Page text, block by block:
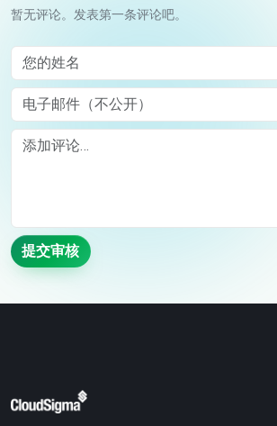
暂无评论。发表第一条评论吧。
您的姓名
电子邮件（不公开）
Comment
提交审核